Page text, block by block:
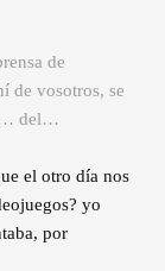
de
de vosotros, se
del…
el otro día nos
yo
por